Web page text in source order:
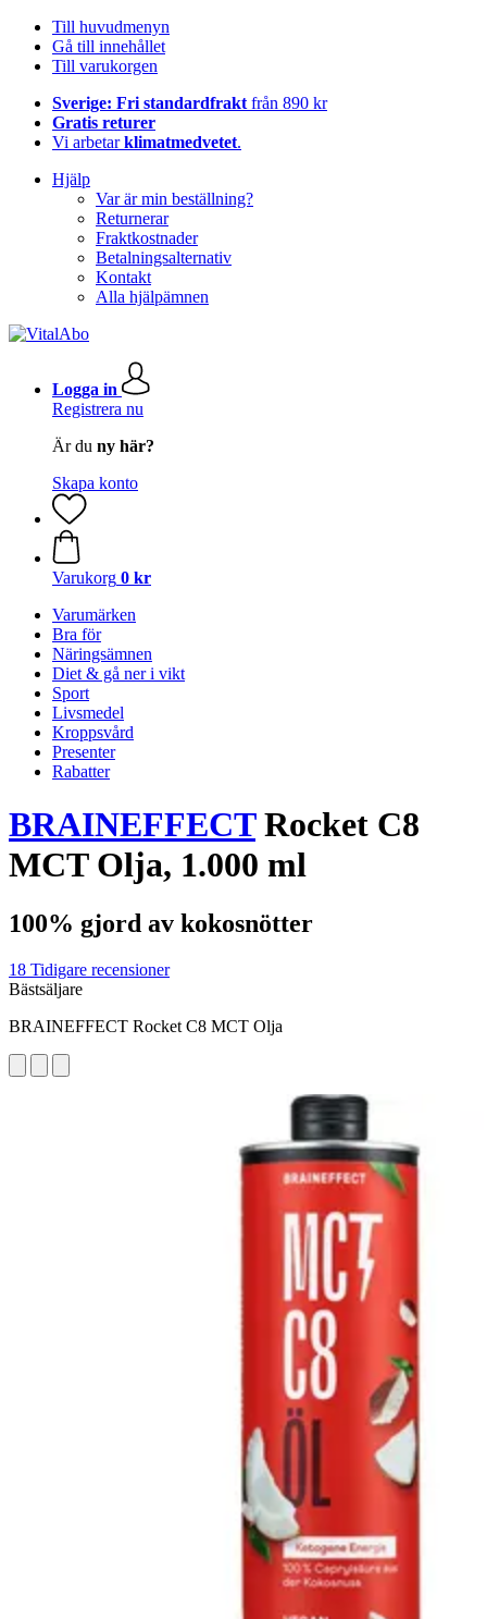
Till huvudmenyn
Gå till innehållet
Till varukorgen
Sverige: Fri standardfrakt från 890 kr
Gratis returer
Vi arbetarklimatmedvetet.
Hjälp
Var är min beställning?
Returnerar
Fraktkostnader
Betalningsalternativ
Kontakt
Alla hjälpämnen
Logga in
Registrera nu
Är du ny här?
Skapa konto
Varukorg 0 kr
Varumärken
Bra för
Näringsämnen
Diet & gå ner i vikt
Sport
Livsmedel
Kroppsvård
Presenter
Rabatter
BRAINEFFECTRocket C8
MCT Olja, 1.000 ml
100% gjord av kokosnötter
18 Tidigare recensioner
Bästsäljare
BRAINEFFECT Rocket C8 MCT Olja